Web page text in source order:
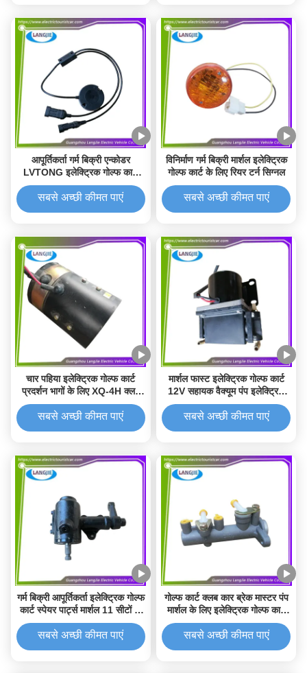
आपूर्तिकर्ता गर्म बिक्री एन्कोडर
LVTONG इलेक्ट्रिक गोल्फ कार्ट
प्रदर्शन भागों के लिए
सबसे अच्छी कीमत पाएं
विनिर्माण गर्म बिक्री मार्शल इलेक्ट्रिक
गोल्फ कार्ट के लिए रियर टर्न सिग्नल
सबसे अच्छी कीमत पाएं
चार पहिया इलेक्ट्रिक गोल्फ कार्ट
प्रदर्शन भागों के लिए XQ-4H क्लब
कार इलेक्ट्रिक मोटर
सबसे अच्छी कीमत पाएं
मार्शल फास्ट इलेक्ट्रिक गोल्फ कार्ट
12V सहायक वैक्यूम पंप इलेक्ट्रिक
गोल्फ कार्ट प्रदर्शन भागों के लिए
सबसे अच्छी कीमत पाएं
गर्म बिक्री आपूर्तिकर्ता इलेक्ट्रिक गोल्फ
कार्ट स्पेयर पार्ट्स मार्शल 11 सीटों के
लिए पुनर्निर्देशक
सबसे अच्छी कीमत पाएं
गोल्फ कार्ट क्लब कार ब्रेक मास्टर पंप
मार्शल के लिए इलेक्ट्रिक गोल्फ कार्ट
प्रदर्शन भागों
सबसे अच्छी कीमत पाएं